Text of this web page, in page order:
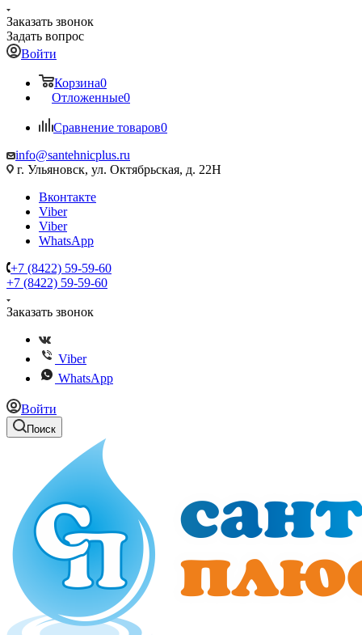
Заказать звонок
Задать вопрос
Войти
Корзина0
Отложенные0
Сравнение товаров0
info@santehnicplus.ru
г. Ульяновск, ул. Октябрьская, д. 22Н
Вконтакте
Viber
Viber
WhatsApp
+7 (8422) 59-59-60
+7 (8422) 59-59-60
Заказать звонок
Viber
WhatsApp
Войти
Поиск